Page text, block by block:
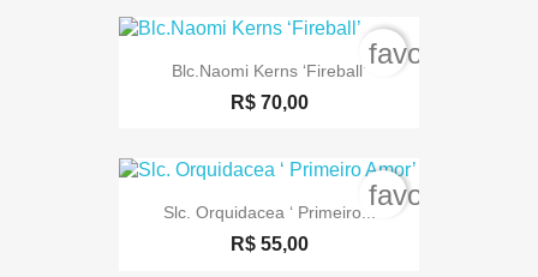
Blc.Naomi Kerns ‘Fireball’
R$ 70,00
Slc. Orquidacea ‘ Primeiro...
R$ 55,00